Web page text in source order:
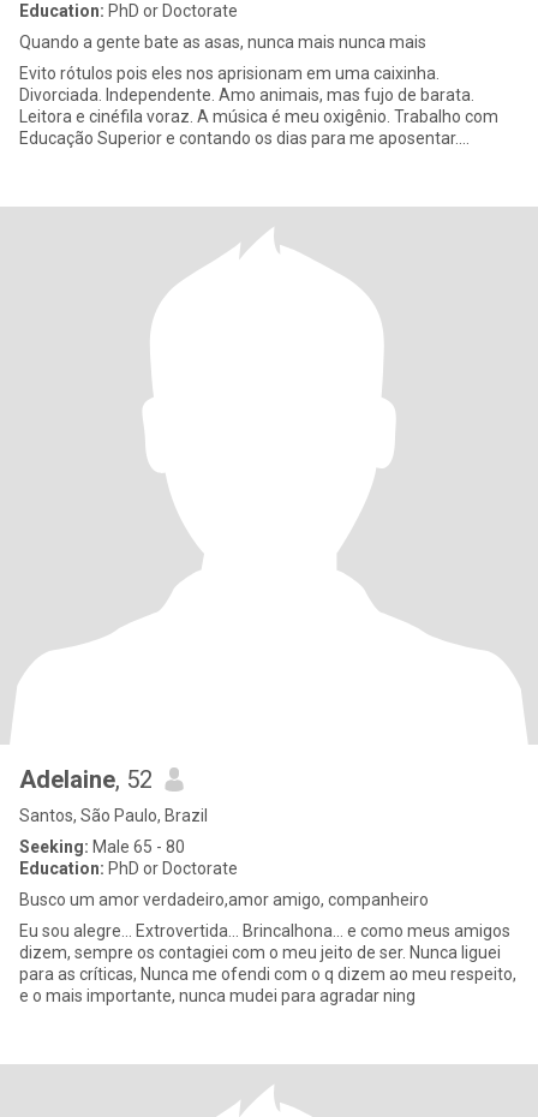
Education: PhD or Doctorate
Quando a gente bate as asas, nunca mais nunca mais
Evito rótulos pois eles nos aprisionam em uma caixinha.
Divorciada. Independente. Amo animais, mas fujo de barata.
Leitora e cinéfila voraz. A música é meu oxigênio. Trabalho com
Educação Superior e contando os dias para me aposentar.
Adelaine, 52
Santos, São Paulo, Brazil
Seeking: Male 65 - 80
Education: PhD or Doctorate
Busco um amor verdadeiro,amor amigo, companheiro
Eu sou alegre... Extrovertida... Brincalhona... e como meus amigos
dizem, sempre os contagiei com o meu jeito de ser. Nunca liguei
para as críticas, Nunca me ofendi com o q dizem ao meu respeito,
e o mais importante, nunca mudei para agradar ning